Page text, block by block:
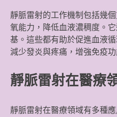
靜脈雷射的工作機制包括幾
氧能力，降低血液濃稠度。
基。這些都有助於促進血液
減少發炎與疼痛，增強免疫功
靜脈雷射在醫療
靜脈雷射在醫療領域有多種